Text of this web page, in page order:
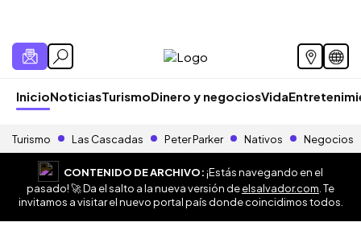
InicioNoticiasTurismoDinero y negociosVida
Turismo Las Cascadas Peter Parker Nativos Negocios
CONTENIDO DE ARCHIVO:¡Estás navegando en el
pasado! 🚀 Da el salto a la nueva versión deelsalvador.com . Te
invitamos a visitar el nuevo portal país donde coincidimos todos.